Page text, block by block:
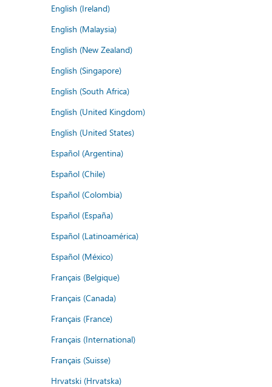
English (Ireland)
English (Malaysia)
English (New Zealand)
English (Singapore)
English (South Africa)
English (United Kingdom)
English (United States)
Español (Argentina)
Español (Chile)
Español (Colombia)
Español (España)
Español (Latinoamérica)
Español (México)
Français (Belgique)
Français (Canada)
Français (France)
Français (International)
Français (Suisse)
Hrvatski (Hrvatska)